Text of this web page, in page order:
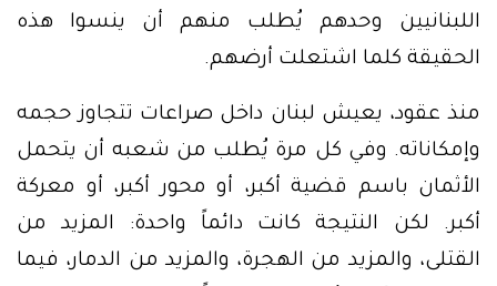
اللبنانيين وحدهم يُطلب منهم أن ينسوا هذه
الحقيقة كلما اشتعلت أرضهم.
منذ عقود، يعيش لبنان داخل صراعات تتجاوز حجمه
وإمكاناته. وفي كل مرة يُطلب من شعبه أن يتحمل
الأثمان باسم قضية أكبر، أو محور أكبر، أو معركة
أكبر. لكن النتيجة كانت دائماً واحدة: المزيد من
القتلى، والمزيد من الهجرة، والمزيد من الدمار، فيما